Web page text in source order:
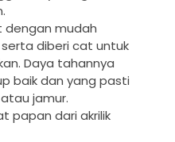
dengan mudah
diberi cat untuk
Daya tahannya
baik dan yang pasti
jamur.
papan dari akrilik